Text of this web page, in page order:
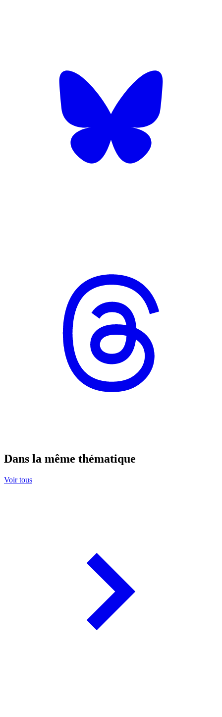
Dans la même thématique
Voir tous